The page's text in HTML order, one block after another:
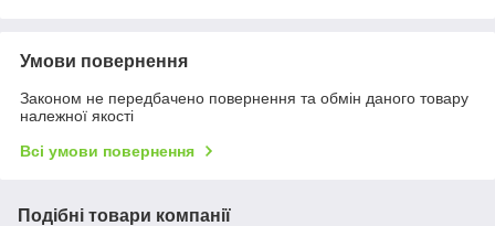
Умови повернення
Законом не передбачено повернення та обмін даного товару
належної якості
Всі умови повернення
Подібні товари компанії